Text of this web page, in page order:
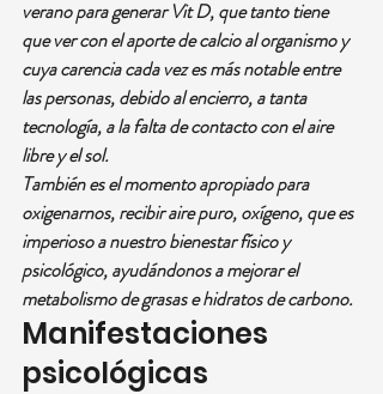
verano para generar Vit D, que tanto tiene
que ver con el aporte de calcio al organismo y
cuya carencia cada vez es más notable entre
las personas, debido al encierro, a tanta
tecnología, a la falta de contacto con el aire
libre y el sol.
También es el momento apropiado para
oxigenarnos, recibir aire puro, oxígeno, que es
imperioso a nuestro bienestar físico y
psicológico, ayudándonos a mejorar el
metabolismo de grasas e hidratos de carbono.
Manifestaciones
psicológicas